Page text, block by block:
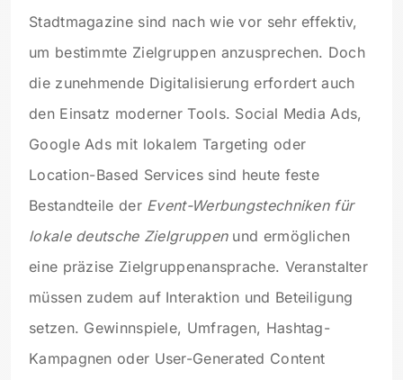
Stadtmagazine sind nach wie vor sehr effektiv,
um bestimmte Zielgruppen anzusprechen. Doch
die zunehmende Digitalisierung erfordert auch
den Einsatz moderner Tools. Social Media Ads,
Google Ads mit lokalem Targeting oder
Location-Based Services sind heute feste
Bestandteile der Event-Werbungstechniken für
lokale deutsche Zielgruppenund ermöglichen
eine präzise Zielgruppenansprache. Veranstalter
müssen zudem auf Interaktion und Beteiligung
setzen. Gewinnspiele, Umfragen, Hashtag-
Kampagnen oder User-Generated Content